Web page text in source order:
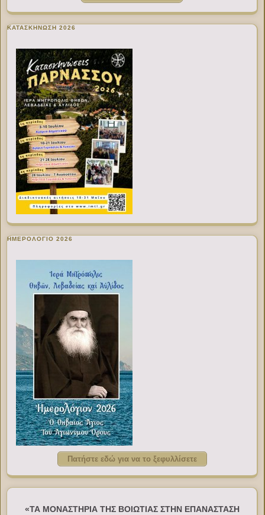
ΚΑΤΑΣΚΗΝΩΣΗ 2026
ΗΜΕΡΟΛΟΓΙΟ 2026
Πατήστε εδώ για να το ξεφυλλίσετε
«ΤΑ ΜΟΝΑΣΤΗΡΙΑ ΤΗΣ ΒΟΙΩΤΙΑΣ ΣΤΗΝ ΕΠΑΝΑΣΤΑΣΗ